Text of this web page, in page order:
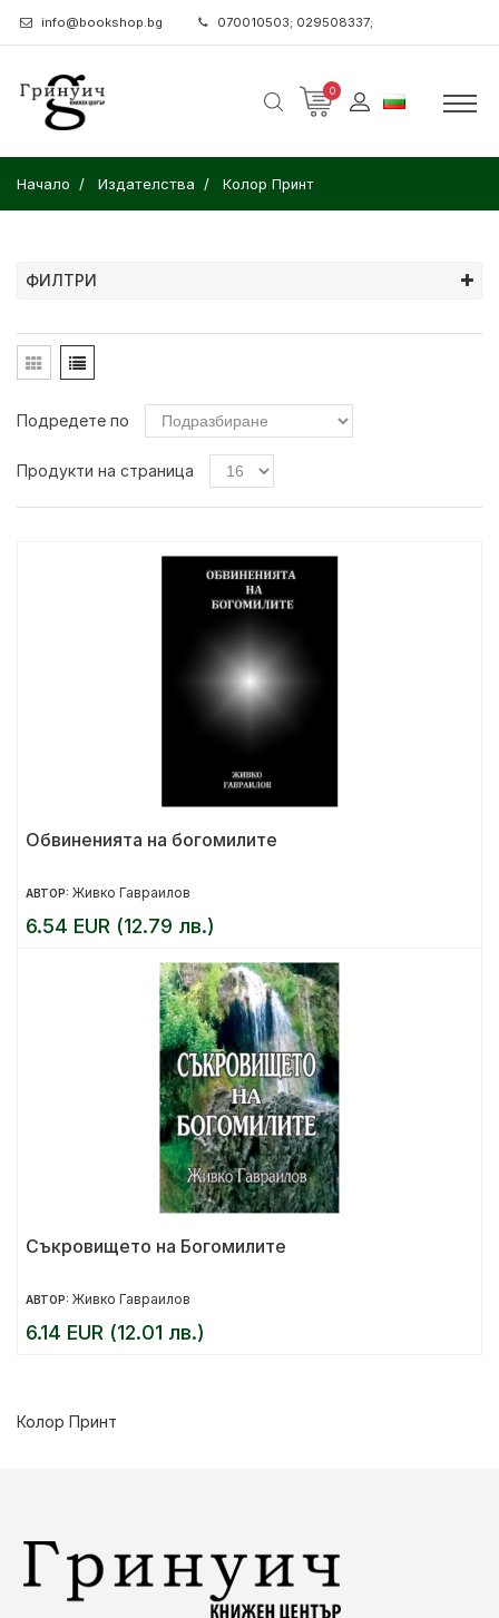
info@bookshop.bg 070010503; 029508337;
0
Начало Издателства Колор Принт
ФИЛТРИ
Подредете по
Продукти на страница
Обвиненията на богомилите
АВТОР: Живко Гавраилов
6.54 EUR (12.79 лв.)
Съкровището на Богомилите
АВТОР: Живко Гавраилов
6.14 EUR (12.01 лв.)
Колор Принт